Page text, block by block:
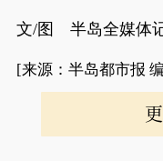
文/图 半岛全媒
[来源：半岛都市报